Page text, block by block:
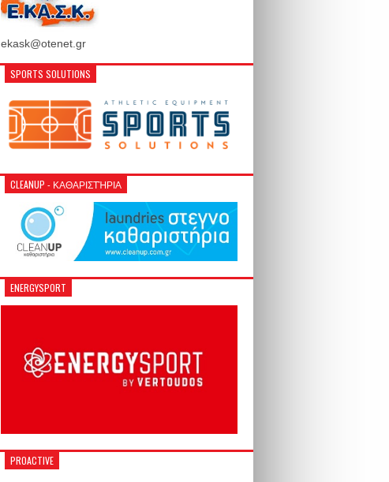
ekask@otenet.gr
SPORTS SOLUTIONS
CLEANUP - ΚΑΘΑΡΙΣΤΉΡΙΑ
ENERGYSPORT
PROACTIVE